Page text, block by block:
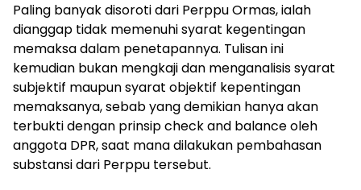
Paling banyak disoroti dari Perppu Ormas, ialah
dianggap tidak memenuhi syarat kegentingan
memaksa dalam penetapannya. Tulisan ini
kemudian bukan mengkaji dan menganalisis syarat
subjektif maupun syarat objektif kepentingan
memaksanya, sebab yang demikian hanya akan
terbukti dengan prinsip check and balance oleh
anggota DPR, saat mana dilakukan pembahasan
substansi dari Perppu tersebut.